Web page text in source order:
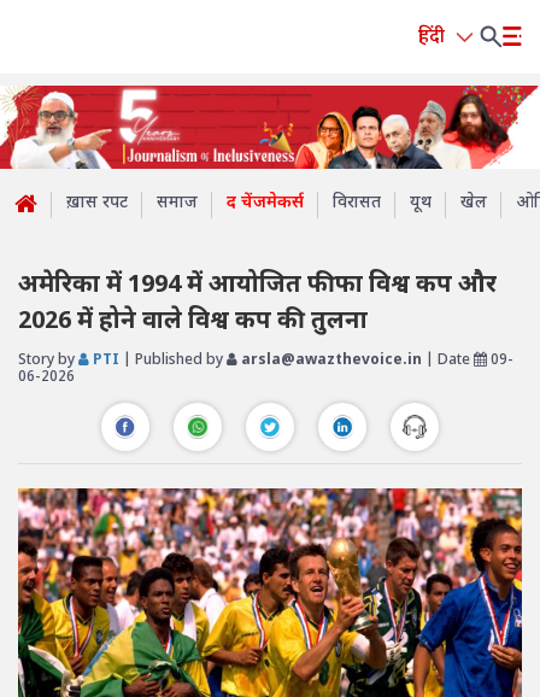
हिंदी
ख़ास रपट समाज द चेंजमेकर्स विरासत यूथ खेल
अमेरिका में 1994 में आयोजित फीफा विश्व कप और
2026 में होने वाले विश्व कप की तुलना
Story by PTI | Published by arsla@awazthevoice.in | Date
09-
06-2026